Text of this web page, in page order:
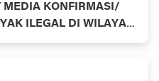
MEDIA KONFIRMASI/
ILEGAL DI WILAYAH
SETIAP HARI